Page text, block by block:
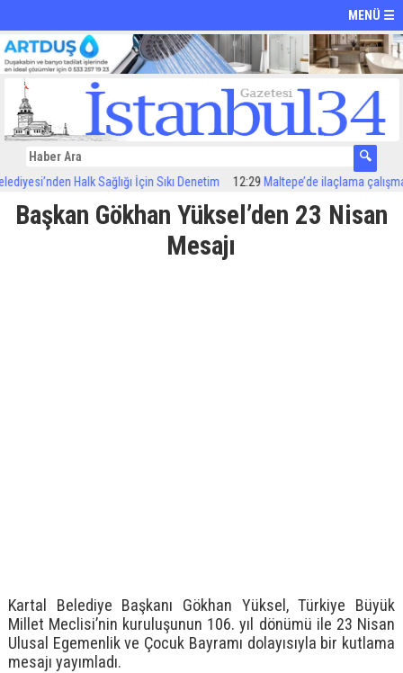
MENÜ ☰
Halk Sağlığı İçin Sıkı Denetim 12:29 Maltepe’de ilaçlama çalışmaları
Başkan Gökhan Yüksel’den 23 Nisan
Mesajı
Kartal Belediye Başkanı Gökhan Yüksel, Türkiye Büyük
Millet Meclisi’nin kuruluşunun 106. yıl dönümü ile 23 Nisan
Ulusal Egemenlik ve Çocuk Bayramı dolayısıyla bir kutlama
mesajı yayımladı.